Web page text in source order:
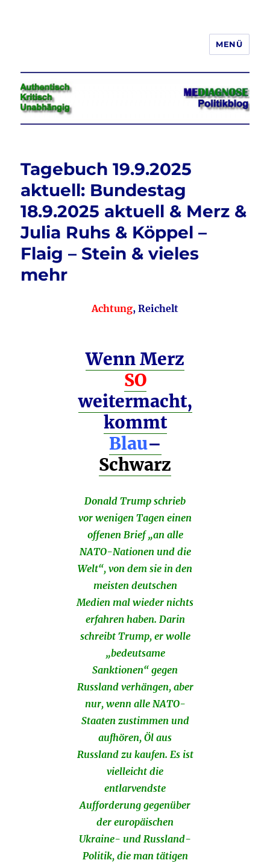
Jeder hat das Recht, seine
Meinung in Wort, Schrift und Bild
frei zu äußern und zu verbreiten
MENÜ
Tagebuch 19.9.2025
aktuell: Bundestag
18.9.2025 aktuell & Merz &
Julia Ruhs & Köppel –
Flaig – Stein & vieles
mehr
Achtung, Reichelt
Wenn Merz
SO
weitermacht,
kommt
Blau–
Schwarz
Donald Trump schrieb
vor wenigen Tagen einen
offenen Brief „an alle
NATO-Nationen und die
Welt“, von dem sie in den
meisten deutschen
Medien mal wieder nichts
erfahren haben. Darin
schreibt Trump, er wolle
„bedeutsame
Sanktionen“ gegen
Russland verhängen, aber
nur, wenn alle NATO-
Staaten zustimmen und
aufhören, Öl aus
Russland zu kaufen. Es ist
vielleicht die
entlarvendste
Aufforderung gegenüber
der europäischen
Ukraine- und Russland-
Politik, die man tätigen